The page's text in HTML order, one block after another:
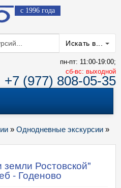
с 1996 года
Искать в...
пн-пт: 11:00-19:00;
cб-вс: выходной
+7 (977) 808-05-35
» Однодневные экскурсии »
Ростовской"
- Годеново